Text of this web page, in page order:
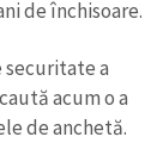
de închisoare.
securitate a
acum o a
de anchetă.